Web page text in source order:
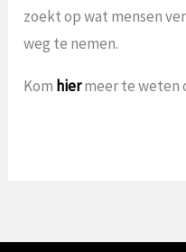
zoekt op wat mensen
weg te nemen.
Kom hiermeer te weten